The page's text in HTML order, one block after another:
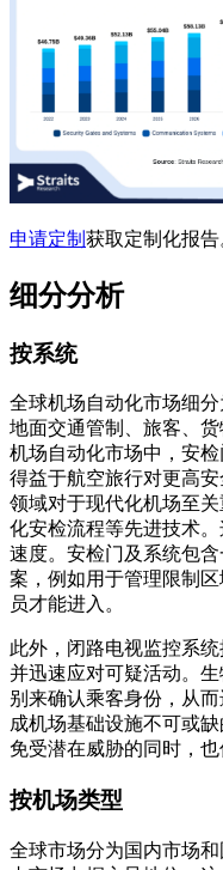
申请定制 获取定制化报告
细分分析
按系统
全球机场自动化市场细
地面交通管制、旅客、
机场自动化市场中，安
得益于航空旅行对更高
领域对于现代化机场至
化安检流程等先进技术
速度。安检门及系统包
案，例如用于管理限制
员才能进入。
此外，闭路电视监控系
并迅速应对可疑活动。
别来确认乘客身份，从
成机场基础设施不可或
免受潜在威胁的同时，也
按机场类型
全球市场分为国内市场